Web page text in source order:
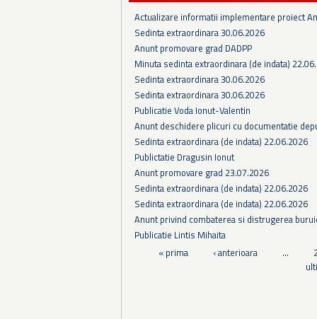
Actualizare informatii implementare proiect
Sedinta extraordinara 30.06.2026
Anunt promovare grad DADPP
Minuta sedinta extraordinara (de indata)
Sedinta extraordinara 30.06.2026
Sedinta extraordinara 30.06.2026
Publicatie Voda Ionut-Valentin
Anunt deschidere plicuri cu documentatie
Sedinta extraordinara (de indata) 22.06.2026
Publictatie Dragusin Ionut
Anunt promovare grad 23.07.2026
Sedinta extraordinara (de indata) 22.06.2026
Sedinta extraordinara (de indata) 22.06.2026
Anunt privind combaterea si distrugerea
Publicatie Lintis Mihaita
Pagini
« prima ‹ anterioara …